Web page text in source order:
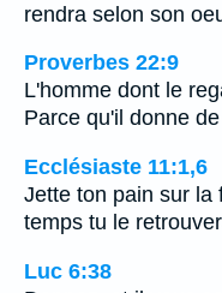
rendra selon son
Proverbes 22:9
L'homme dont le
Parce qu'il donne
Ecclésiaste 11:1,6
Jette ton pain sur la
temps tu le
Luc 6:38